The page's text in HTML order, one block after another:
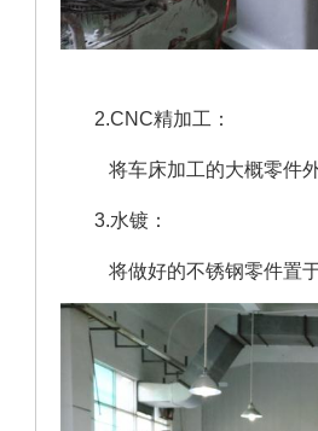
2.CNC精加工：
将车床加工的大概零件外
3.水镀：
将做好的不锈钢零件置于